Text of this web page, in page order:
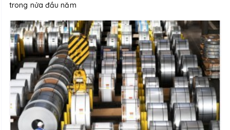
trong nửa đầu năm